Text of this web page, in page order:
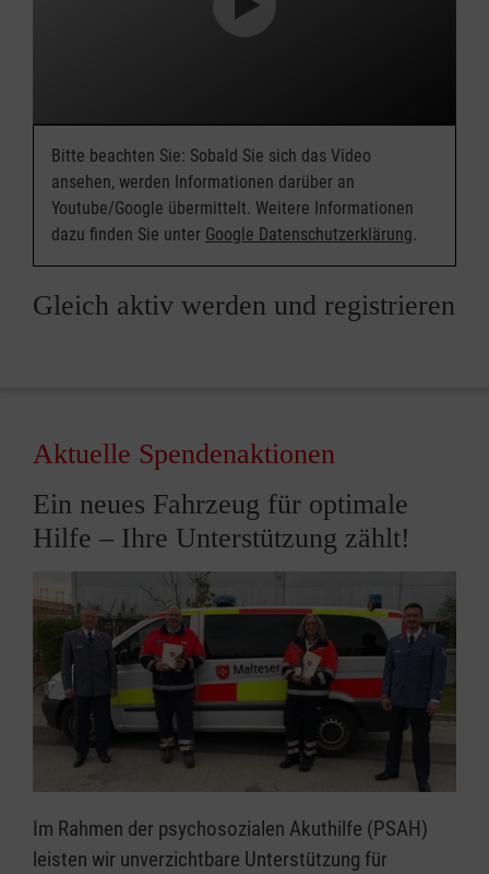
Bitte beachten Sie: Sobald Sie sich das Video
ansehen, werden Informationen darüber an
Youtube/Google übermittelt. Weitere Informationen
dazu finden Sie unter Google Datenschutzerklärung.
Gleich aktiv werden und registrieren
Aktuelle Spendenaktionen
Ein neues Fahrzeug für optimale
Hilfe – Ihre Unterstützung zählt!
Im Rahmen der psychosozialen Akuthilfe (PSAH)
leisten wir unverzichtbare Unterstützung für